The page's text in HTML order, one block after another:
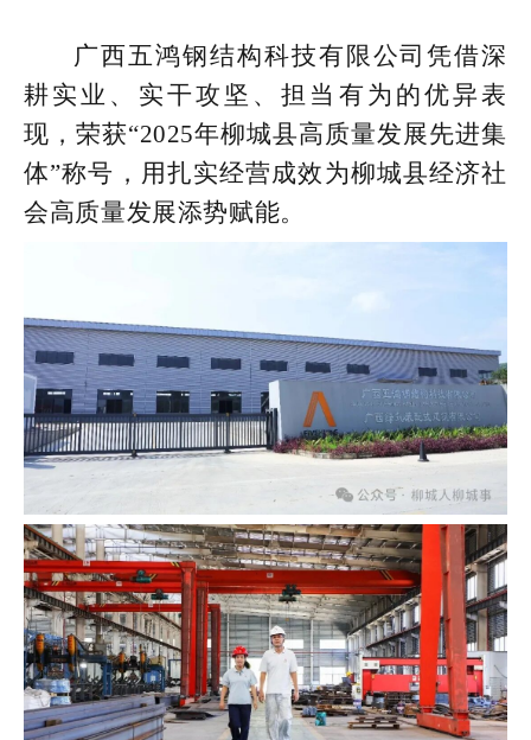
广西五鸿钢结构科技有限公司凭借深
耕实业、实干攻坚、担当有为的优异表
现，荣获“2025年柳城县高质量发展先进集
体”称号，用扎实经营成效为柳城县经济社
会高质量发展添势赋能。